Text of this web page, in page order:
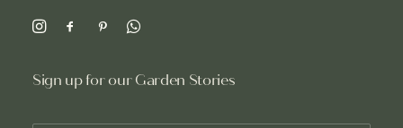
Sign up for our Garden Stories